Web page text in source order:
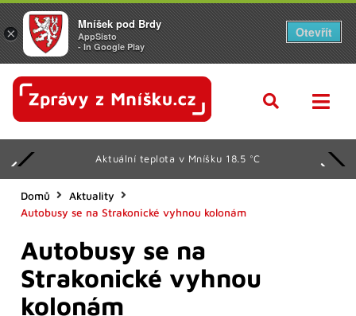
Aktuální teplota v Mníšku 18.5 °C
Domů
Aktuality
Autobusy se na Strakonické vyhnou kolonám
Autobusy se na
Strakonické vyhnou
kolonám
×
Mníšek pod Brdy
AppSisto
- In Google Play
Otevřít